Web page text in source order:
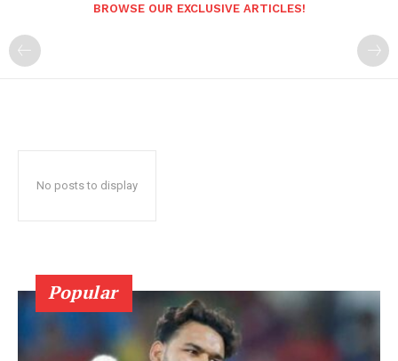
BROWSE OUR EXCLUSIVE ARTICLES!
No posts to display
Popular